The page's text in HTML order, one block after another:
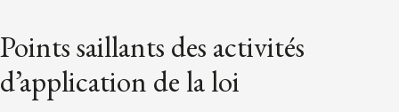
Points saillants des activités
d’application de la loi